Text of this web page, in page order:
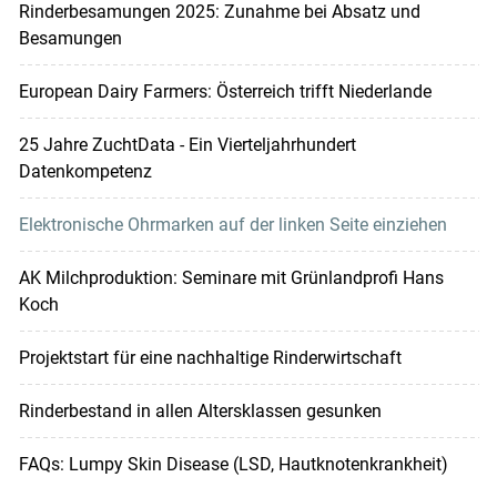
Rinderbesamungen 2025: Zunahme bei Absatz und
Besamungen
European Dairy Farmers: Österreich trifft Niederlande
25 Jahre ZuchtData - Ein Vierteljahrhundert
Datenkompetenz
Elektronische Ohrmarken auf der linken Seite einziehen
AK Milchproduktion: Seminare mit Grünlandprofi Hans
Koch
Projektstart für eine nachhaltige Rinderwirtschaft
Rinderbestand in allen Altersklassen gesunken
FAQs: Lumpy Skin Disease (LSD, Hautknotenkrankheit)